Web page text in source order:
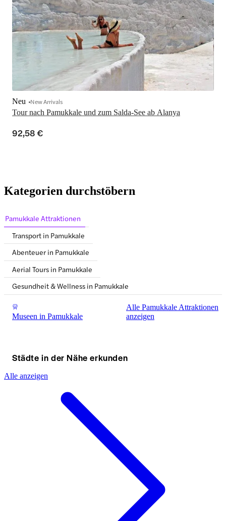
Tour nach Pamukkale und zum Salda-See ab Alanya
Neu New Arrivals
92,58 €
Kategorien durchstöbern
Pamukkale Attraktionen
Transport in Pamukkale
Abenteuer in Pamukkale
Aerial Tours in Pamukkale
Gesundheit & Wellness in Pamukkale
Museen in Pamukkale
Alle Pamukkale Attraktionen
anzeigen
Städte in der Nähe erkunden
Alle anzeigen